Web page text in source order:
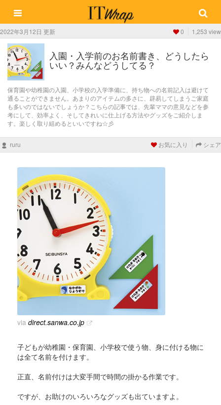
2022年3月12日 更新 0 1,253 view
入園・入学前のお名前書き、どうしたら
いい？みんなどうしてる？
保育園や幼稚園の入園、小学校の入学準備に、持ち物への名前記入は避けて
通ることができません。あまりのアイテムの多さに、辟易してしまうご家庭
も多いのではないでしょうか？こちらの記事では、先輩ママの意見などを参
考にして、効率よく、そしてきれいに仕上げる方法やグッズをご紹介しま
す。楽しく取り組めるといいですね☆彡
ruru お気に入り シェア
via direct.sanwa.co.jp
子どもが幼稚園・保育園、小学校で使う物、身に付ける物に
は全て名前を付けます。
正直、名前付けは大変手間で時間の掛かる作業です。
ですが、お助けのいろいろなグッズも出ていますよ。